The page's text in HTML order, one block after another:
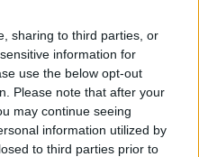
sharing to third parties, or
information for
use the below opt-out
Please note that after your
may continue seeing
information utilized by
to third parties prior to
δημιουργεί τη
παρεμβάσεις σε
ανοίγοντας τον
στην
τύπου Airbnb